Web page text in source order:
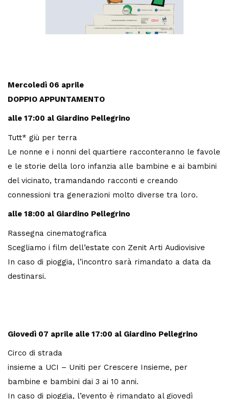
Mercoledì 06 aprile
DOPPIO APPUNTAMENTO
alle 17:00 al Giardino Pellegrino
Tutt* giù per terra
Le nonne e i nonni del quartiere racconteranno le favole
e le storie della loro infanzia alle bambine e ai bambini
del vicinato, tramandando racconti e creando
connessioni tra generazioni molto diverse tra loro.
alle 18:00 al Giardino Pellegrino
Rassegna cinematografica
Scegliamo i film dell’estate con Zenit Arti Audiovisive
In caso di pioggia, l’incontro sarà rimandato a data da
destinarsi.
Giovedì 07 aprile alle 17:00 al Giardino Pellegrino
Circo di strada
insieme a UCI – Uniti per Crescere Insieme, per
bambine e bambini dai 3 ai 10 anni.
In caso di pioggia, l’evento è rimandato al giovedì